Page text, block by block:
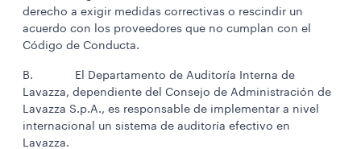
derecho a exigir medidas correctivas o rescindir un
acuerdo con los proveedores que no cumplan con el
Código de Conducta.
B. El Departamento de Auditoría Interna de
Lavazza, dependiente del Consejo de Administración de
Lavazza S.p.A., es responsable de implementar a nivel
internacional un sistema de auditoría efectivo en
Lavazza.